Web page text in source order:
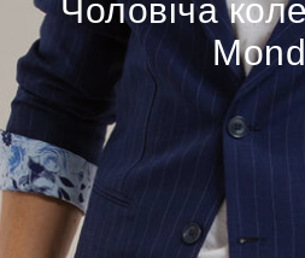
Чоловіча